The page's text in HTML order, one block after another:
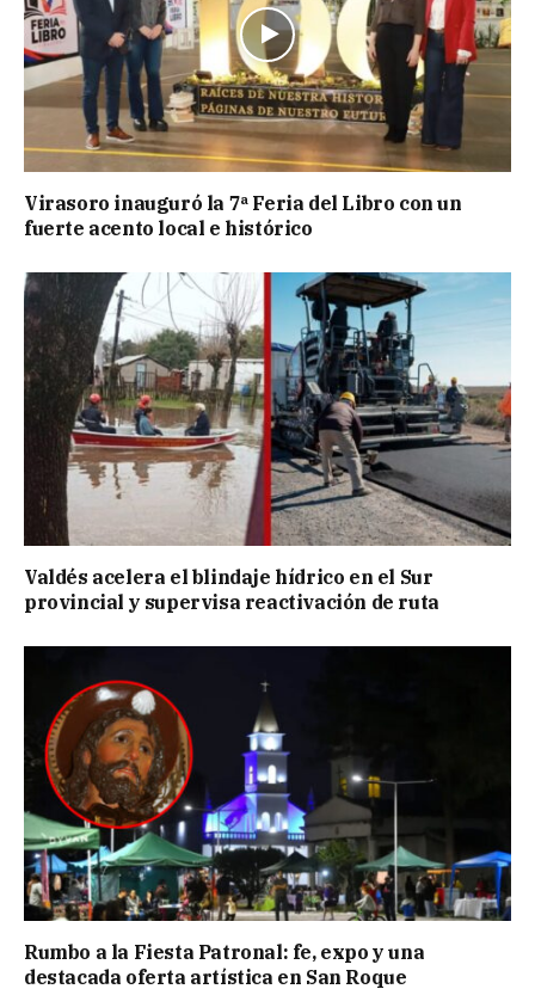
Virasoro inauguró la 7ª Feria del Libro con un
fuerte acento local e histórico
Valdés acelera el blindaje hídrico en el Sur
provincial y supervisa reactivación de ruta
Rumbo a la Fiesta Patronal: fe, expo y una
destacada oferta artística en San Roque